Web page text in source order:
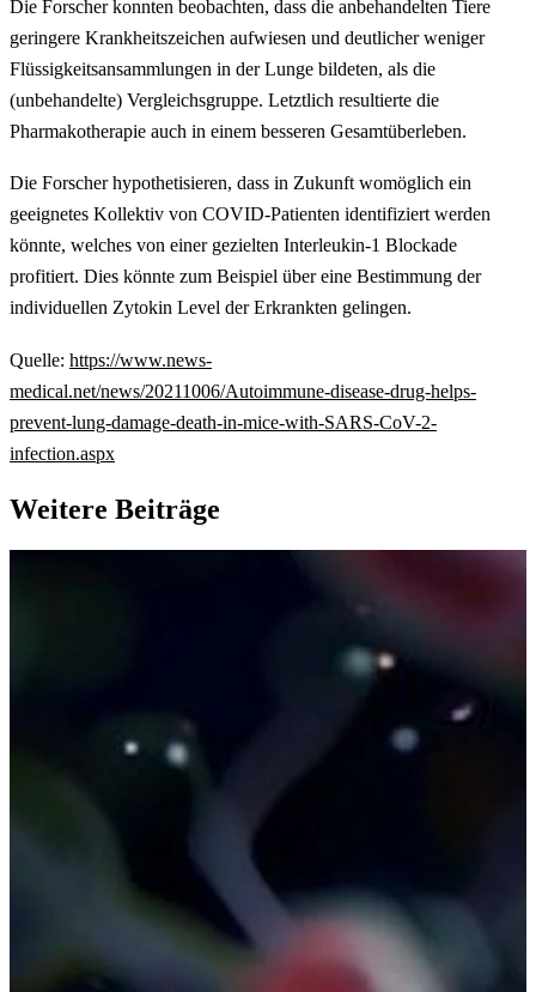
Die Forscher konnten beobachten, dass die anbehandelten Tiere
geringere Krankheitszeichen aufwiesen und deutlicher weniger
Flüssigkeitsansammlungen in der Lunge bildeten, als die
(unbehandelte) Vergleichsgruppe. Letztlich resultierte die
Pharmakotherapie auch in einem besseren Gesamtüberleben.
Die Forscher hypothetisieren, dass in Zukunft womöglich ein
geeignetes Kollektiv von COVID-Patienten identifiziert werden
könnte, welches von einer gezielten Interleukin-1 Blockade
profitiert. Dies könnte zum Beispiel über eine Bestimmung der
individuellen Zytokin Level der Erkrankten gelingen.
Quelle: https://www.news-
medical.net/news/20211006/Autoimmune-disease-drug-helps-
prevent-lung-damage-death-in-mice-with-SARS-CoV-2-
infection.aspx
Weitere Beiträge